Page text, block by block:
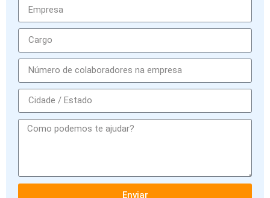
Enviar